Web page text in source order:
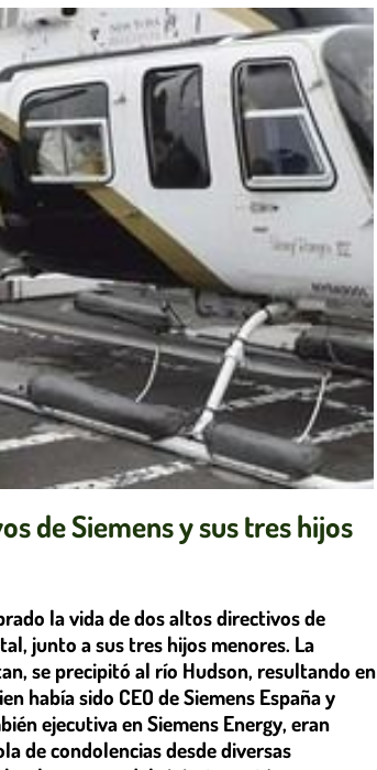
de Siemens y sus tres hijos
la vida de dos altos directivos de
junto a sus tres hijos menores. La
se precipitó al río Hudson, resultando en
había sido CEO de Siemens España y
ejecutiva en Siemens Energy, eran
de condolencias desde diversas